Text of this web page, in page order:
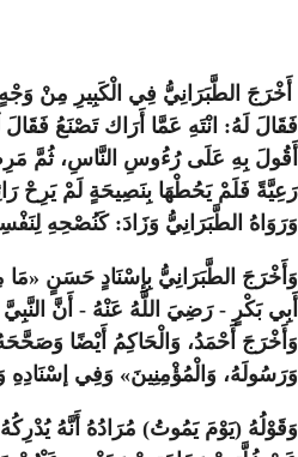
أَخْرَجَ الطَّبَرَانِيُّ فِي الْكَبِيرِ مِنْ
فَقَالَ لَهُ: انْتَهِ عَمَّا أَرَاك تَصْنَعُ
أَقُولَ بِهِ عَلَى رُءُوسِ النَّاسِ، ثُمَّ
رَعِيَّةً فَلَمْ يَحُطْهَا بِنَصِيحَةٍ لَمْ يَرِحْ
وَرَوَاهُ الطَّبَرَانِيُّ وَزَادَ: كَنُصْحِهِ
وَأَخْرَجَ الطَّبَرَانِيُّ بِإِسْنَادٍ حَسَنٍ «مَا
أَبِي بَكْرٍ - رَضِيَ اللَّهُ عَنْهُ - أَنَّ
وَأَخْرَجَ أَحْمَدُ، وَالْحَاكِمُ أَيْضًا
وَرَسُولَهُ، وَالْمُؤْمِنِينَ» وَفِي إسْنَادِهِ
وَقَوْلُهُ (يَوْمَ يَمُوتُ) مُرَادُهُ أَنَّهُ